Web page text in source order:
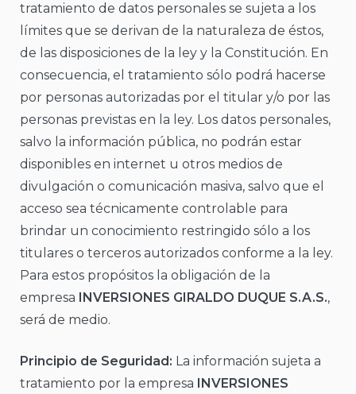
tratamiento de datos personales se sujeta a los
límites que se derivan de la naturaleza de éstos,
de las disposiciones de la ley y la Constitución. En
consecuencia, el tratamiento sólo podrá hacerse
por personas autorizadas por el titular y/o por las
personas previstas en la ley. Los datos personales,
salvo la información pública, no podrán estar
disponibles en internet u otros medios de
divulgación o comunicación masiva, salvo que el
acceso sea técnicamente controlable para
brindar un conocimiento restringido sólo a los
titulares o terceros autorizados conforme a la ley.
Para estos propósitos la obligación de la
empresa INVERSIONES GIRALDO DUQUE S.A.S.,
será de medio.
Principio de Seguridad: La información sujeta a
tratamiento por la empresa INVERSIONES